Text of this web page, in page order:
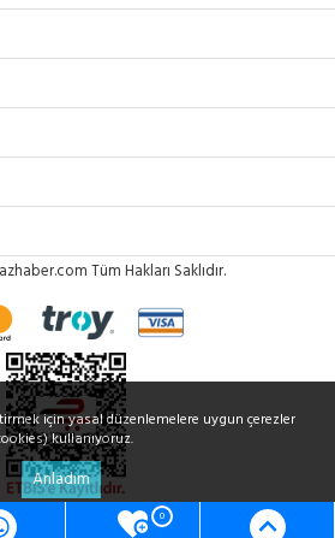
0
Tüm Hakları Saklıdır.
için yasal düzenlemelere uygun çerezler
kullanıyoruz.
Anladım